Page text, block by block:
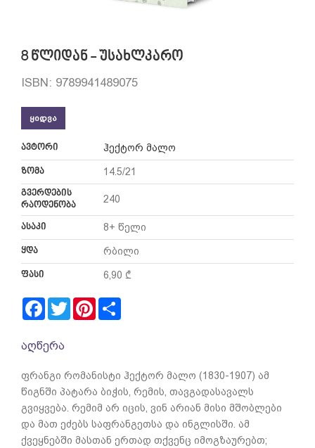
8 წლიდან - უსახლკარო
ISBN: 9789941489075
ᲧᲘᲓᲕᲐ
ავტორი ჰექტორ მალო
ზომა
14.5/21
გვერდების
რაოდენობა
240
ასაკი 8+ წელი
ყდა რბილი
ფასი 6,90 ₾
Facebook
TwitterPinterest
აღწერა
ფრანგი რომანისტი ჰექტორ მალო (1830-1907) ამ
წიგნში პატარა ბიჭის, რემის, თავგადასავალს
გვიყვება. რემიმ არ იცის, ვინ არიან მისი მშობლები
და მათ ეძებს საფრანგეთსა და ინგლისში. ამ
ქვეყნებში მასთან ერთად თქვენც იმოგზაურებთ;